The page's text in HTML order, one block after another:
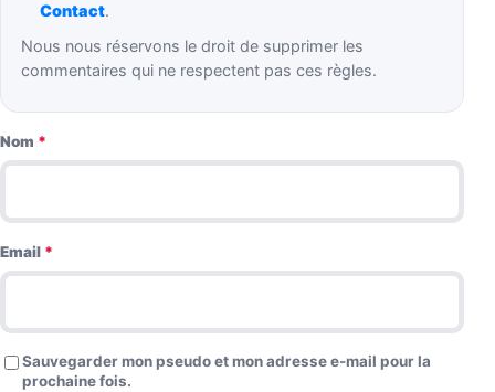
Contact.
Nous nous réservons le droit de supprimer les
commentaires qui ne respectent pas ces règles.
Nom *
Email *
Sauvegarder mon pseudo et mon adresse e-mail pour la
prochaine fois.